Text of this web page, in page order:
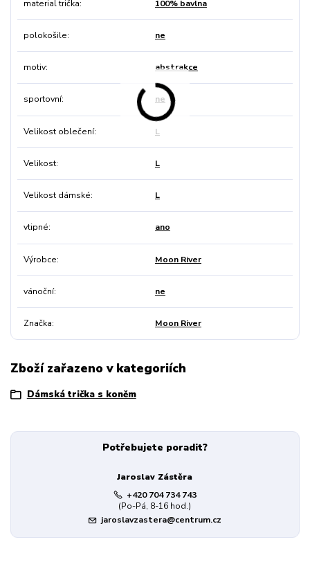
material trička 100% bavlna
polokošile ne
motiv abstrakce
sportovní ne
Velikost oblečení L
Velikost L
Velikost dámské L
vtipné ano
Výrobce Moon River
vánoční ne
Značka Moon River
Zboží zařazeno v kategoriích
Dámská trička s koněm
Potřebujete poradit?
Jaroslav Zástěra
+420 704 734 743
(Po-Pá, 8-16 hod.)
jaroslavzastera@centrum.cz